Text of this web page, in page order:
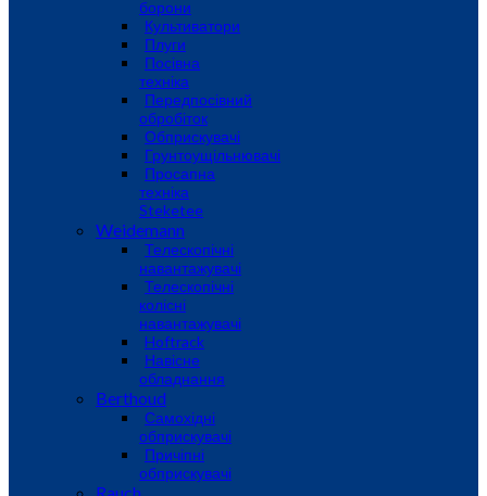
борони
Культиватори
Плуги
Посівна
техніка
Передпосівний
обробіток
Обприскувачі
Грунтоущільнювачі
Просапна
техніка
Steketee
Weidemann
Телескопічні
навантажувачі
Телескопічні
колісні
навантажувачі
Hoftrack
Навісне
обладнання
Berthoud
Самохідні
обприскувачі
Причіпні
обприскувачі